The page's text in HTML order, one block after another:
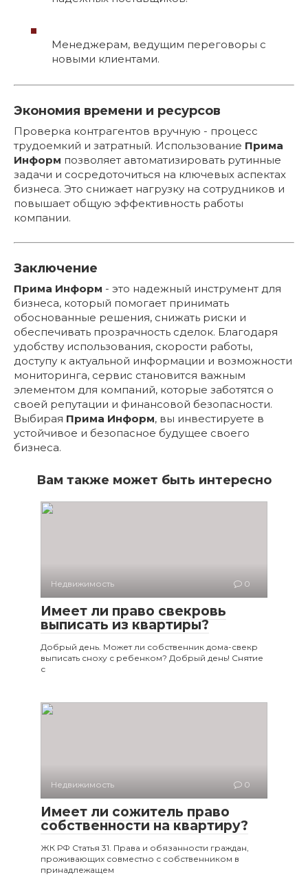
Менеджерам, ведущим переговоры с
новыми клиентами.
Экономия времени и ресурсов
Проверка контрагентов вручную - процесс
трудоемкий и затратный. Использование Прима
Информ позволяет автоматизировать рутинные
задачи и сосредоточиться на ключевых аспектах
бизнеса. Это снижает нагрузку на сотрудников и
повышает общую эффективность работы
компании.
Заключение
Прима Информ - это надежный инструмент для
бизнеса, который помогает принимать
обоснованные решения, снижать риски и
обеспечивать прозрачность сделок. Благодаря
удобству использования, скорости работы,
доступу к актуальной информации и возможности
мониторинга, сервис становится важным
элементом для компаний, которые заботятся о
своей репутации и финансовой безопасности.
Выбирая Прима Информ, вы инвестируете в
устойчивое и безопасное будущее своего
бизнеса.
Вам также может быть интересно
Недвижимость 0
Имеет ли право свекровь
выписать из квартиры?
Добрый день. Может ли собственник дома-свекр
выписать сноху с ребенком? Добрый день! Снятие
с
Недвижимость 0
Имеет ли сожитель право
собственности на квартиру?
ЖК РФ Статья 31. Права и обязанности граждан,
проживающих совместно с собственником в
принадлежащем